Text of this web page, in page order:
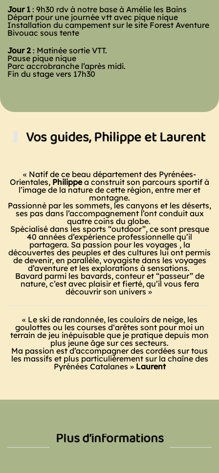
Jour 1 : 9h30 rdv à notre base à Amélie les Bains
Départ pour une journée vtt avec pique nique
Installation du campement sur le site Forest Aventure
Bivouac sous tente
Jour 2 : Matinée sortie VTT.
Pause pique nique
Parc accrobranche l’après midi.
Fin du stage vers 17h30
Vos guides, Philippe et Laurent
« Natif de ce beau département des Pyrénées-
Orientales, Philippea construit son parcours sportif à
l’image de la nature de cette région, entre mer et
montagne.
Passionné par les sommets, les canyons et les déserts,
ses pas dans l’accompagnement l’ont conduit aux
quatre coins du globe.
Spécialisé dans les sports “outdoor”, ce sont presque
40 années d’expérience professionnelle qu’il
partagera. Sa passion pour les voyages , la
découvertes des peuples et des cultures lui ont permis
de devenir, en parallèle, voyagiste dans les voyages
d’aventure et les explorations à sensations.
Bavard parmi les bavards, conteur et “passeur” de
nature, c’est avec plaisir et fierté, qu’il vous fera
découvrir son univers »
« Leski de randonnée, les couloirs de neige, les
goulottes ou les courses d‘arêtes sont pour moi un
terrain de jeu inépuisable que je pratique depuis mon
plus jeune âge sur ces secteurs.
Ma passion est d’accompagner des cordées sur tous
les massifs et plus particulièrement sur la chaîne des
Pyrénées Catalanes » Laurent
Plus d’informations